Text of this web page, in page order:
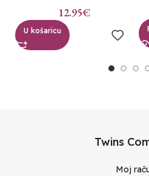
12.95€
U košaricu
Twins
Moj